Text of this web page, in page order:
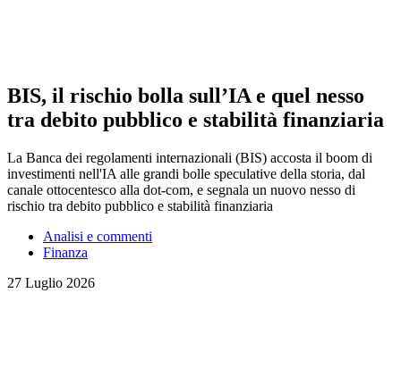
BIS, il rischio bolla sull’IA e quel nesso
tra debito pubblico e stabilità finanziaria
La Banca dei regolamenti internazionali (BIS) accosta il boom di
investimenti nell'IA alle grandi bolle speculative della storia, dal
canale ottocentesco alla dot-com, e segnala un nuovo nesso di
rischio tra debito pubblico e stabilità finanziaria
Analisi e commenti
Finanza
27 Luglio 2026